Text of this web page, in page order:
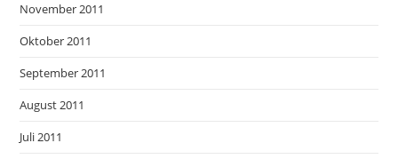
November 2011
Oktober 2011
September 2011
August 2011
Juli 2011